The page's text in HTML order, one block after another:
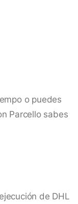
o puedes
Parcello sabes
de DHL